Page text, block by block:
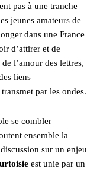
pas à une tranche
jeunes amateurs de
dans une France
d’attirer et de
l’amour des lettres,
liens
par les ondes.
se combler
ensemble la
sur un enjeu
est unie par un